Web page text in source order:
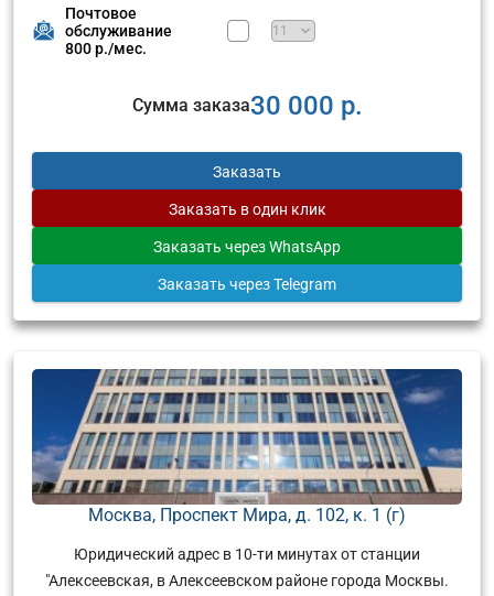
Почтовое
обслуживание
800 р./мес.
Сумма заказа30 000 р.
Заказать
Заказать в один клик
Заказать через WhatsApp
Заказать через Telegram
Москва, Проспект Мира, д. 102, к. 1 (г)
Юридический адрес в 10-ти минутах от станции
"Алексеевская, в Алексеевском районе города Москвы.